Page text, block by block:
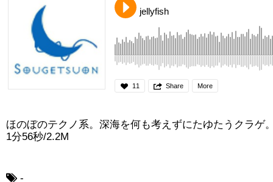
jellyfish
11 Share More
ほのぼのテクノ系。深海を何も考えずにたゆたうクラゲ
1分56秒/2.2M
-